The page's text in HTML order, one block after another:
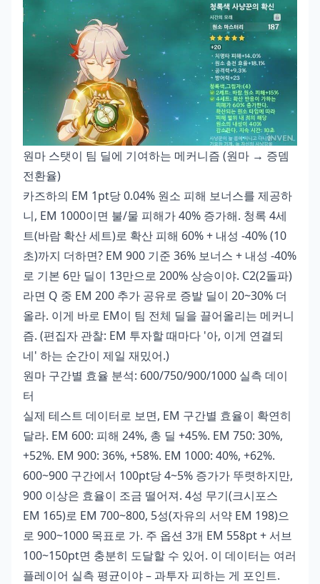
원마 스탯이 팀 딜에 기여하는 메커니즘 (원마 → 증뎀
전환율)
카즈하의 EM 1pt당 0.04% 원소 피해 보너스를 제공하
니, EM 1000이면 불/물 피해가 40% 증가해. 청록 4세
트(바람 확산 세트)로 확산 피해 60% + 내성 -40% (10
초)까지 더하면? EM 900 기준 36% 보너스 + 내성 -40%
로 기본 6만 딜이 13만으로 200% 상승이야. C2(2돌파)
라면 Q 중 EM 200 추가 공유로 증발 딜이 20~30% 더
올라. 이게 바로 EM이 팀 전체 딜을 끌어올리는 메커니
즘. (편집자 관찰: EM 투자할 때마다 '아, 이게 연결되
네' 하는 순간이 제일 재밌어.)
원마 구간별 효율 분석: 600/750/900/1000 실측 데이
터
실제 테스트 데이터로 보면, EM 구간별 효율이 확연히
달라. EM 600: 피해 24%, 총 딜 +45%. EM 750: 30%,
+52%. EM 900: 36%, +58%. EM 1000: 40%, +62%.
600~900 구간에서 100pt당 4~5% 증가가 뚜렷하지만,
900 이상은 효율이 조금 떨어져. 4성 무기(크시포스
EM 165)로 EM 700~800, 5성(자유의 서약 EM 198)으
로 900~1000 목표로 가. 주 옵션 3개 EM 558pt + 서브
100~150pt면 충분히 도달할 수 있어. 이 데이터는 여러
플레이어 실측 평균이야 – 과투자 피하는 게 포인트.